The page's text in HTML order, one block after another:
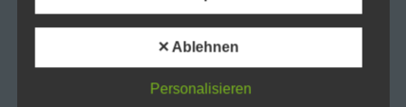
f) Pseudonymisierung
Pseudonymisierung ist die Verarbeitung
personenbezogener Daten in einer Weise, auf
welche die personenbezogenen Daten ohne
✕ Ablehnen
Personalisieren